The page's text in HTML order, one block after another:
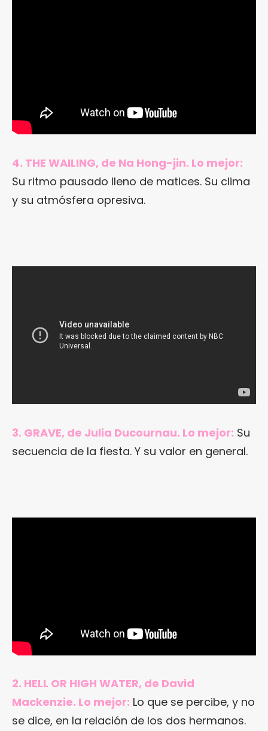
4. THE WAILING, de Na Hong-jin. Lo mejor:
Su ritmo pausado lleno de matices. Su clima
y su atmósfera opresiva.
3. GRAVE, de Julia Ducournau. Lo mejor: Su
secuencia de la fiesta. Y su valor en general.
2. HELL OR HIGH WATER, de David
Mackenzie. Lo mejor: Lo que se percibe, y no
se dice, en la relación de los dos hermanos.